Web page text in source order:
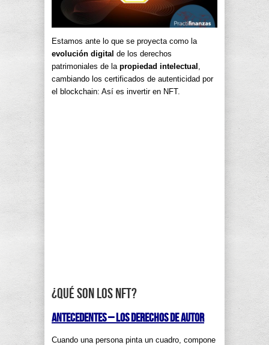
Estamos ante lo que se proyecta como la
evolución digital de los derechos
patrimoniales de la propiedad intelectual
cambiando los certificados de autenticidad por
el blockchain: Así es invertir en NFT.
¿Qué son los NFT?
Antecedentes – Los Derechos de Autor
Cuando una persona pinta un cuadro, compone